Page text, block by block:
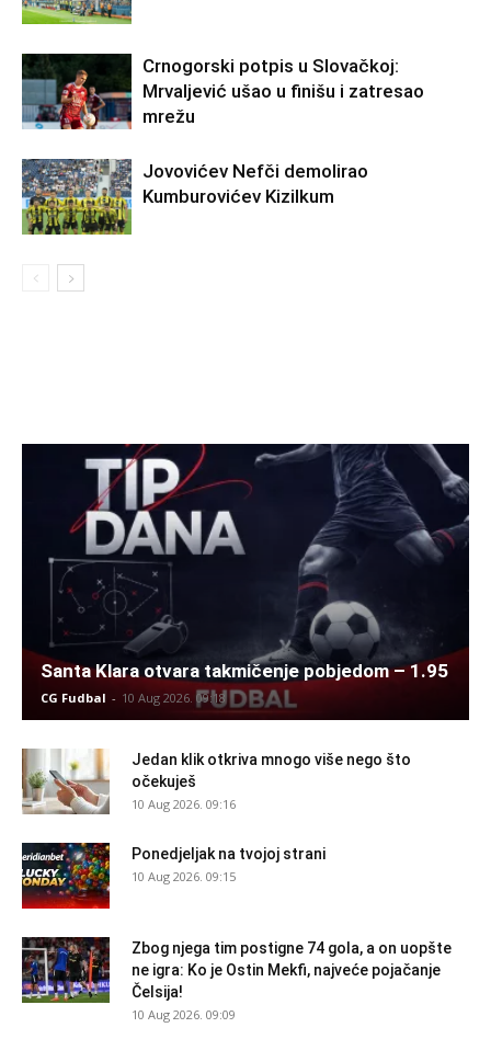
Crnogorski potpis u Slovačkoj:
Mrvaljević ušao u finišu i zatresao
mrežu
Jovovićev Nefči demolirao
Kumburovićev Kizilkum
Santa Klara otvara takmičenje pobjedom – 1.95
CG Fudbal - 10 Aug 2026. 09:18
Jedan klik otkriva mnogo više nego što
očekuješ
10 Aug 2026. 09:16
Ponedjeljak na tvojoj strani
10 Aug 2026. 09:15
Zbog njega tim postigne 74 gola, a on uopšte
ne igra: Ko je Ostin Mekfi, najveće pojačanje
Čelsija!
10 Aug 2026. 09:09